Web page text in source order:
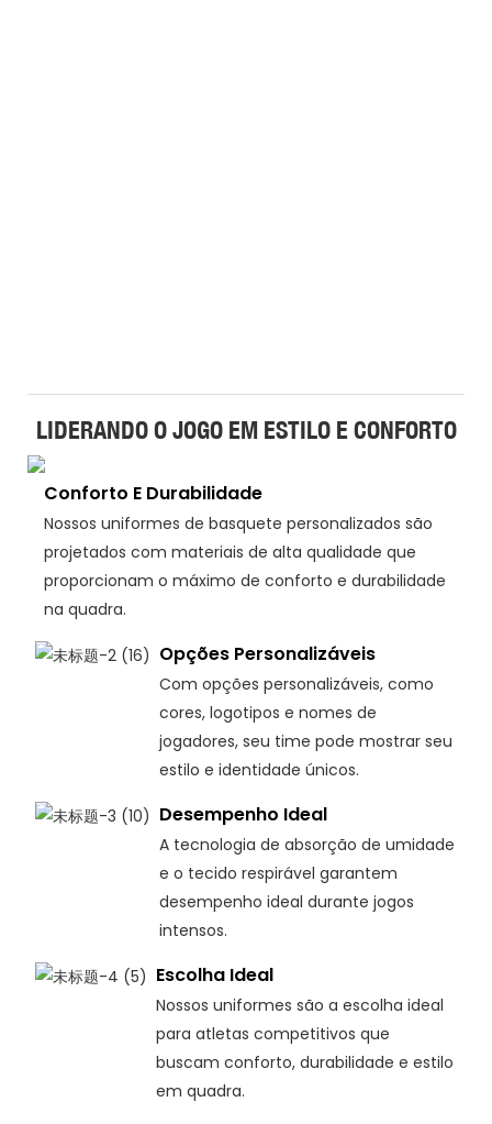
LIDERANDO O JOGO EM ESTILO E CONFORTO
Conforto E Durabilidade
Nossos uniformes de basquete personalizados são
projetados com materiais de alta qualidade que
proporcionam o máximo de conforto e durabilidade
na quadra.
Opções Personalizáveis
Com opções personalizáveis, como
cores, logotipos e nomes de
jogadores, seu time pode mostrar seu
estilo e identidade únicos.
Desempenho Ideal
A tecnologia de absorção de umidade
e o tecido respirável garantem
desempenho ideal durante jogos
intensos.
Escolha Ideal
Nossos uniformes são a escolha ideal
para atletas competitivos que
buscam conforto, durabilidade e estilo
em quadra.